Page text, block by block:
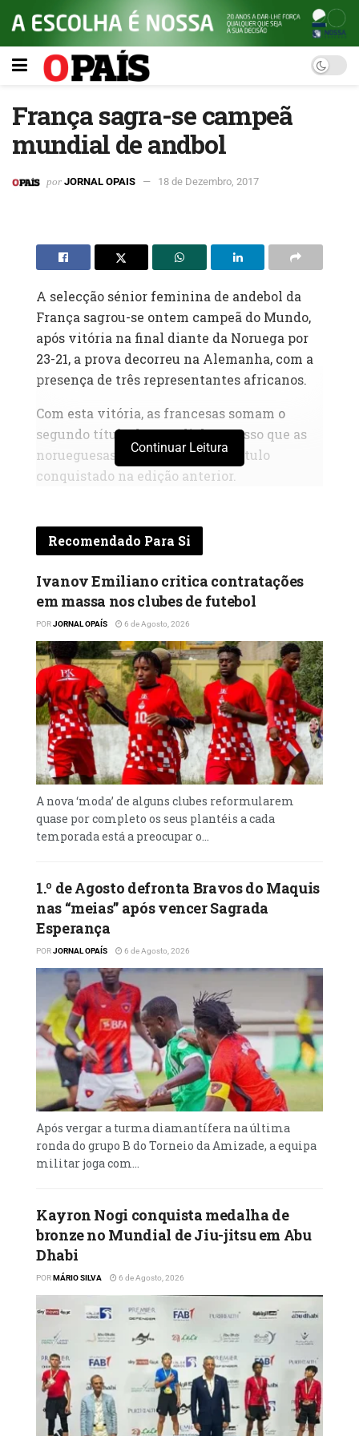
França sagra-se campeã
mundial de andbol
por JORNAL OPAIS 18 de Dezembro, 2017
A selecção sénior feminina de andebol da
França sagrou-se ontem campeã do Mundo,
após vitória na final diante da Noruega por
23-21, a prova decorreu na Alemanha, com a
presença de três representantes africanos.
Com esta vitória, as francesas somam o
segundo título do Mundial, ao passo que as
norueguesas deixam escapar o título
conquistado na edição anterior.
Continuar Leitura
Recomendado Para Si
Ivanov Emiliano critica contratações
em massa nos clubes de futebol
PORJORNAL OPAÍS 6 de Agosto, 2026
A nova ‘moda’ de alguns clubes reformularem
quase por completo os seus plantéis a cada
temporada está a preocupar o...
1.º de Agosto defronta Bravos do Maquis
nas “meias” após vencer Sagrada
Esperança
PORJORNAL OPAÍS 6 de Agosto, 2026
Após vergar a turma diamantífera na última
ronda do grupo B do Torneio da Amizade, a equipa
militar joga com...
Kayron Nogi conquista medalha de
bronze no Mundial de Jiu-jitsu em Abu
Dhabi
POR MÁRIO SILVA 6 de Agosto, 2026